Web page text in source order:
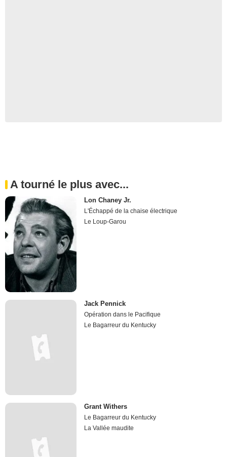
A tourné le plus avec...
Lon Chaney Jr.
L'Échappé de la chaise électrique
Le Loup-Garou
Jack Pennick
Opération dans le Pacifique
Le Bagarreur du Kentucky
Grant Withers
Le Bagarreur du Kentucky
La Vallée maudite